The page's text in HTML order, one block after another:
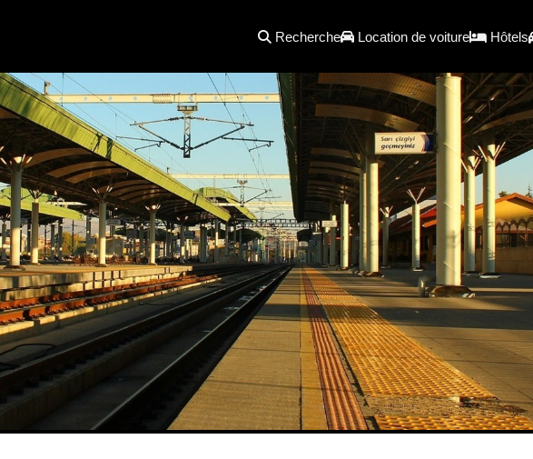
Recherche Location de voiture Hôtels